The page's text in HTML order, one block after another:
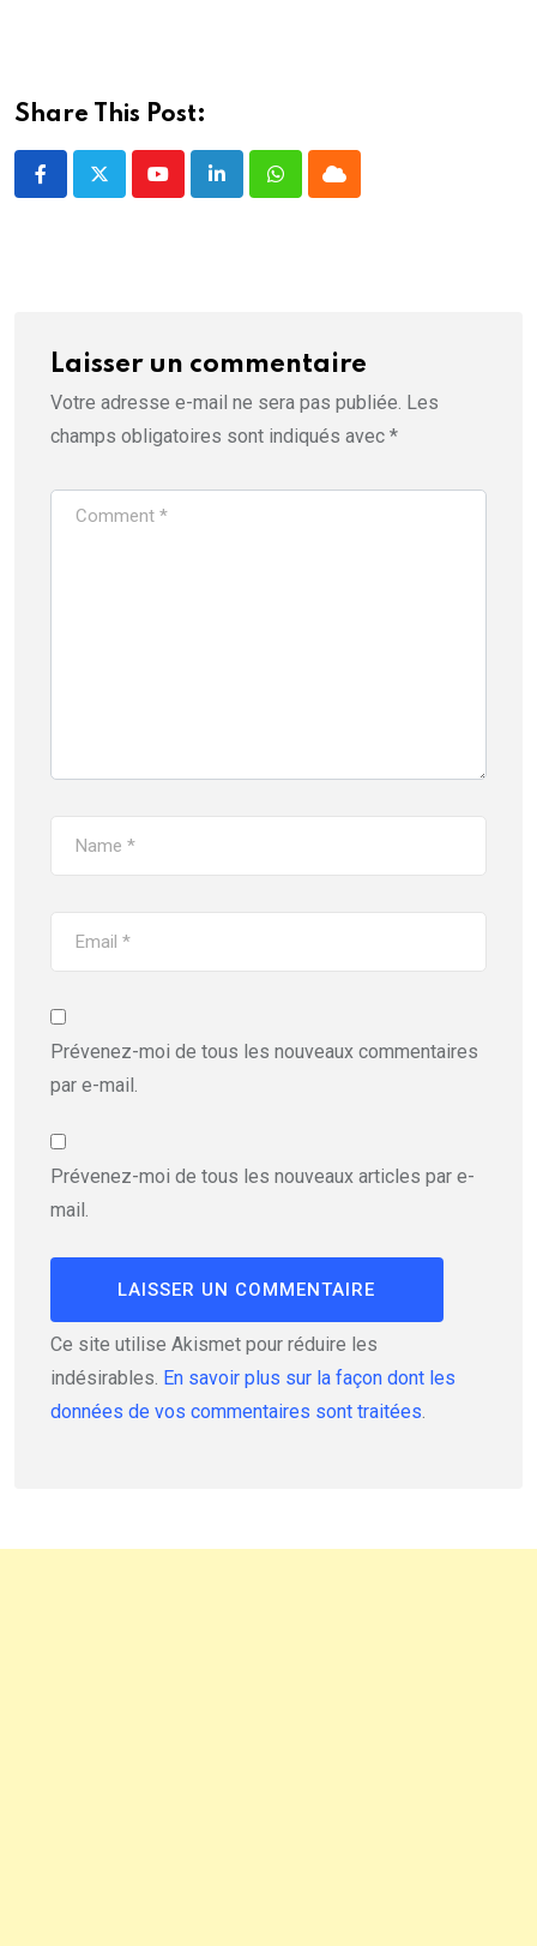
)
Share This Post:
YoutubeLinkedInWhatsappCloud
Laisser un commentaire
Votre adresse e-mail ne sera pas publiée. Les
champs obligatoires sont indiqués avec *
Prévenez-moi de tous les nouveaux commentaires
par e-mail.
Prévenez-moi de tous les nouveaux articles par e-
mail.
Ce site utilise Akismet pour réduire les
indésirables. En savoir plus sur la façon dont les
données de vos commentaires sont traitées